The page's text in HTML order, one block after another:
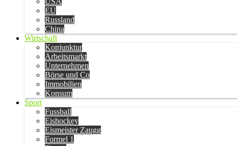
EU
Russland
China
Wirtschaft
Konjunktur
Arbeitsmarkt
Unternehmen
Börse und Co
Immobilien
Konsum
Sport
Fussball
Eishockey
Eismeister Zaugg
Formel 1